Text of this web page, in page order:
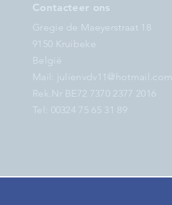
Contacteer ons
Gregie de Maeyerstraat 18
9150 Kruibeke
België
Mail:
julienvdv11@hotmail.com
Rek.Nr BE72 7370 2377 2016
Tel: 00324 75 65 31 89